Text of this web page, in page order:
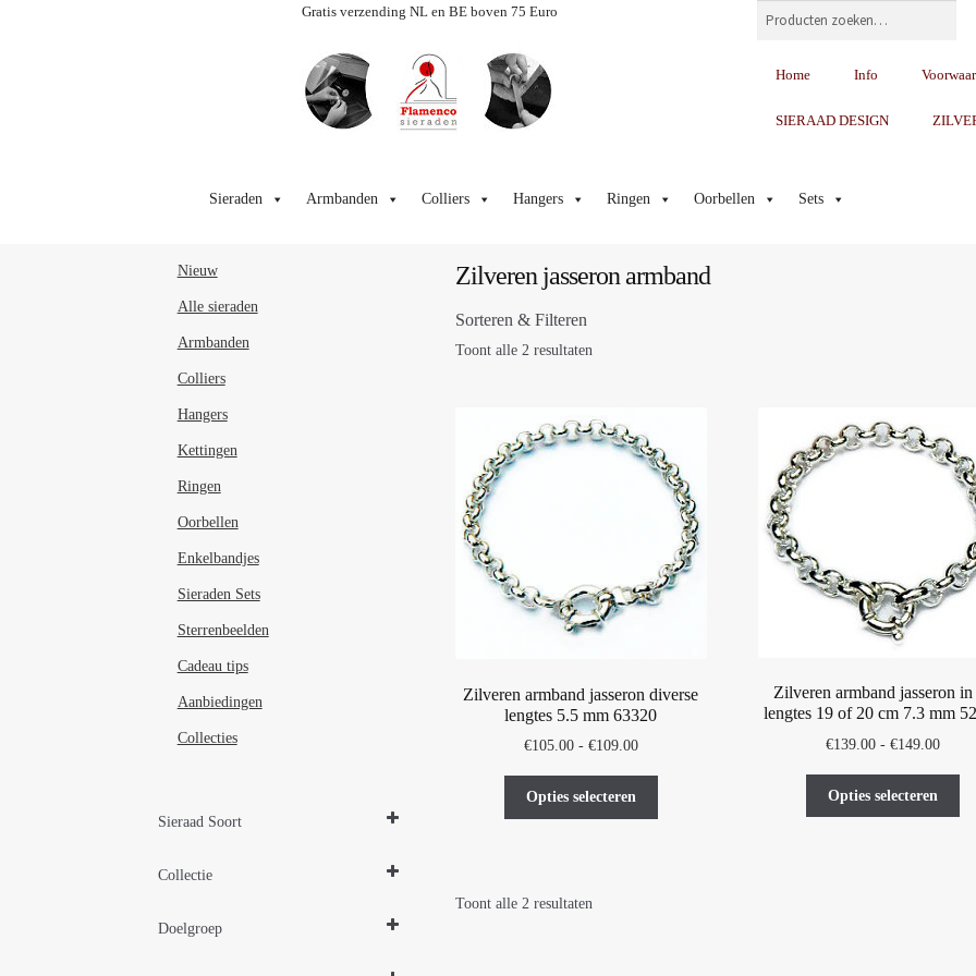
Gratis verzending NL en BE boven 75 Euro Zoeken
Home Info
SIERAAD DESIGN
door
naar
Sieraden Armbanden Colliers Hangers Ringen Oorbellen Sets
Zilveren jasseron armband
Sorteren & Filteren
Toont alle 2 resultaten
Zilveren armband jasseron diverse
lengtes 5.5 mm 63320
€105.00 - €109.00Prijsklasse:
€109.00
Opties selecteren
Zilveren armband jasseron in
lengtes 19 of 20 cm 7.3 mm
€139.00 - €149.00
Opties selecteren
Toont alle 2 resultaten
Nieuw
Alle sieraden
Armbanden
Colliers
Hangers
Kettingen
Ringen
Oorbellen
Enkelbandjes
Sieraden Sets
Sterrenbeelden
Cadeau tips
Aanbiedingen
Collecties
Sieraad Soort
Collectie
Doelgroep